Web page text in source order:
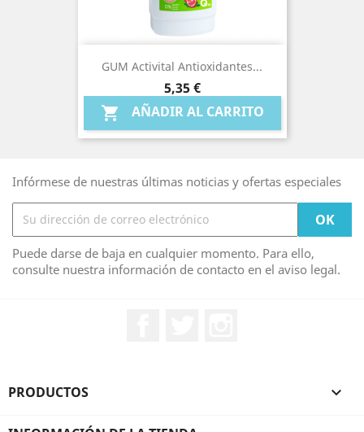
GUM Activital Antioxidantes...
Precio
5,35 €
 AÑADIR AL CARRITO
Infórmese de nuestras últimas noticias y ofertas especiales
Puede darse de baja en cualquier momento. Para ello,
consulte nuestra información de contacto en el aviso legal.
PRODUCTOS 